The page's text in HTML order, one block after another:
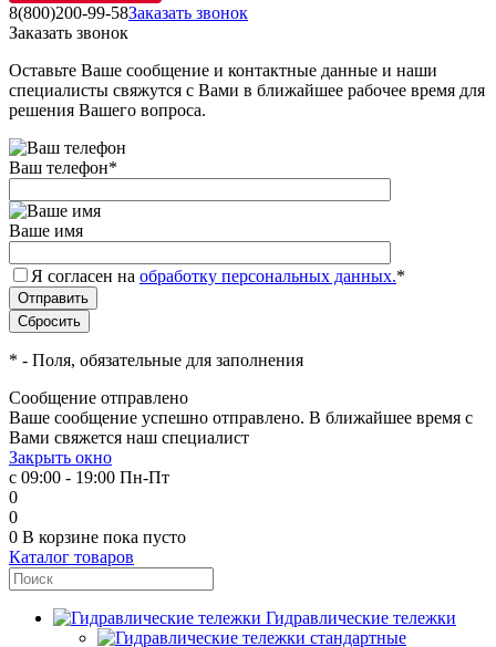
8(800)200-99-58Заказать звонок
Заказать звонок
Оставьте Ваше сообщение и контактные данные и наши
специалисты свяжутся с Вами в ближайшее рабочее время для
решения Вашего вопроса.
Ваш телефон*
Ваше имя
Я согласен на обработку персональных данных.*
* - Поля, обязательные для заполнения
Сообщение отправлено
Ваше сообщение успешно отправлено. В ближайшее время с
Вами свяжется наш специалист
Закрыть окно
с 09:00 - 19:00 Пн-Пт
0
0
0 В корзине пока пусто
Каталог товаров
Гидравлические тележки